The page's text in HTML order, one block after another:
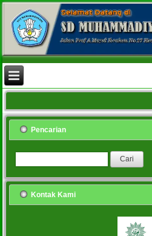
Pencarian
Kontak Kami